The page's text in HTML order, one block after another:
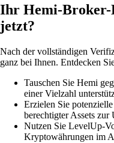
Ihr Hemi-Broker-
jetzt?
Nach der vollständigen
ganz bei Ihnen. Entdecken
Tauschen Sie Hemi
einer Vielzahl
Erzielen Sie
berechtigter Assets
Nutzen Sie LevelUp-
Kryptowährungen im